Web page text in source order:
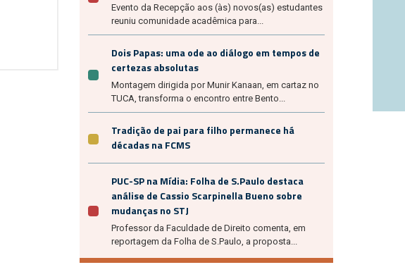
Evento da Recepção aos (às) novos(as) estudantes
reuniu comunidade acadêmica para...
Dois Papas: uma ode ao diálogo em tempos de
certezas absolutas
Montagem dirigida por Munir Kanaan, em cartaz no
TUCA, transforma o encontro entre Bento...
Tradição de pai para filho permanece há
décadas na FCMS
PUC-SP na Mídia: Folha de S.Paulo destaca
análise de Cassio Scarpinella Bueno sobre
mudanças no STJ
Professor da Faculdade de Direito comenta, em
reportagem da Folha de S.Paulo, a proposta...